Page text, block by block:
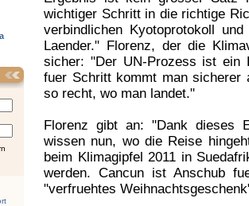
wichtiger Schritt in die richtige
verbindlichen Kyotoprotokoll
Laender." Florenz, der die
sicher: "Der UN-Prozess ist ein
fuer Schritt kommt man sicherer
so recht, wo man landet."
Florenz gibt an: "Dank dieses
wissen nun, wo die Reise
beim Klimagipfel 2011 in
werden. Cancun ist Anschub
"verfruehtes